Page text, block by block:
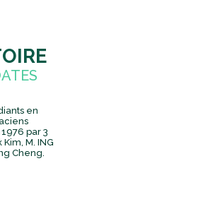
en
par 3
M. ING
Cheng.